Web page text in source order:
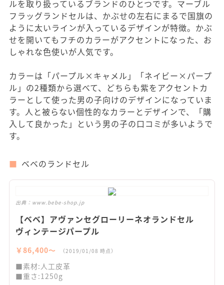
ルを取り扱っているブランドのひとつです。マーブル
フラッグランドセルは、かぶせの左右にまるで国旗の
ように太いラインが入っているデザインが特徴。かぶ
せを開いてもフチのカラーがアクセントになった、お
しゃれな色使いが人気です。
カラーは「パープル×キャメル」「ネイビー×パープ
ル」の2種類から選べて、どちらも紫をアクセントカ
ラーとして使った男の子向けのデザインになっていま
す。人と被らない個性的なカラーとデザインで、「購
入して良かった」という男の子の口コミが多いようで
す。
ベベのランドセル
出典： www.bebe-shop.jp
【ベベ】アヴァンセグローリーネオランドセル
ヴィンテージパープル
￥86,400〜 （2019/01/08 時点）
■素材:人工皮革
■重さ:1250g